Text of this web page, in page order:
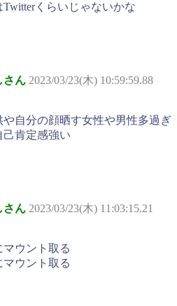
くらいじゃないかな
さん 2023/03/23(木) 10:59:59.88
自分の顔晒す女性や男性多過ぎ
肯定感強い
さん 2023/03/23(木) 11:03:15.21
ウント取る
ウント取る